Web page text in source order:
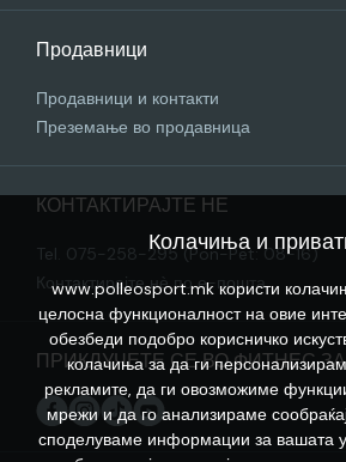
Продавници
Продавници и контакти
Преземање во продавница
КОНТАКТИРАЈТЕ НЕ
Tel. 075-258-295 (Pon-Pet: 08-16)
Контактирајте нѐ по е-пошта
ПРИКЛУЧЕТЕ СЕ ВО ФИТНЕС
Колачиња и
www.polleosport.mk користи
целосна функционалност на овие
обезбеди подобро корисничко
колачиња за да ги
рекламите, да ги овозможиме
мрежи и да го анализираме
споделуваме информации за вашата